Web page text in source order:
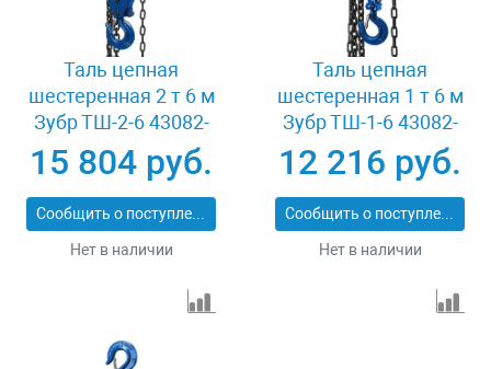
Таль цепная
шестеренная 2 т 6 м
Зубр ТШ-2-6 43082-
2_z01
15 804 руб.
Сообщить о поступлении
Нет в наличии
Таль цепная
шестеренная 1 т 6 м
Зубр ТШ-1-6 43082-
1_z01
12 216 руб.
Сообщить о поступлении
Нет в наличии